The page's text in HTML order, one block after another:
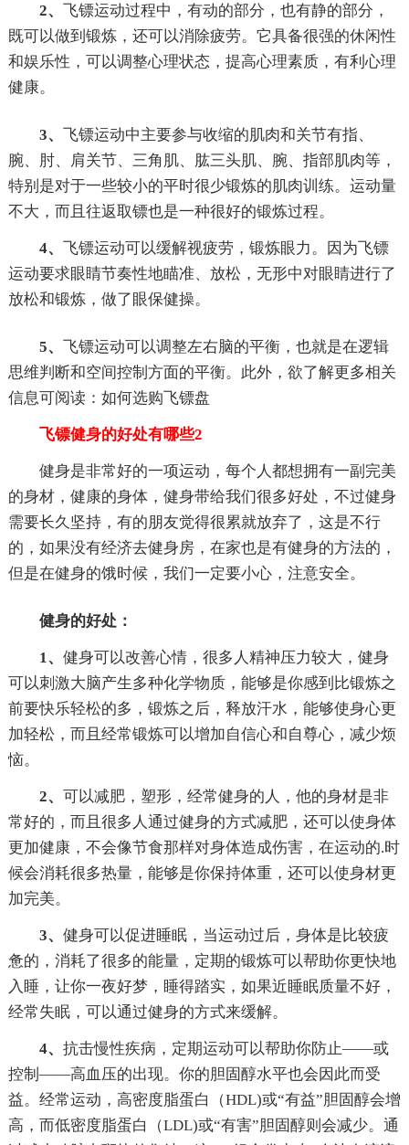
2、 飞镖运动过程中，有动的部分，也有静的部分，
既可以做到锻炼，还可以消除疲劳。它具备很强的休闲性
和娱乐性，可以调整心理状态，提高心理素质，有利心理
健康。
3、 飞镖运动中主要参与收缩的肌肉和关节有指、
腕、肘、肩关节、三角肌、肱三头肌、腕、指部肌肉等，
特别是对于一些较小的平时很少锻炼的肌肉训练。运动量
不大，而且往返取镖也是一种很好的锻炼过程。
4、 飞镖运动可以缓解视疲劳，锻炼眼力。因为飞镖
运动要求眼睛节奏性地瞄准、放松，无形中对眼睛进行了
放松和锻炼，做了眼保健操。
5、 飞镖运动可以调整左右脑的平衡，也就是在逻辑
思维判断和空间控制方面的平衡。此外，欲了解更多相关
信息可阅读：如何选购飞镖盘
飞镖健身的好处有哪些2
健身是非常好的一项运动，每个人都想拥有一副完美
的身材，健康的身体，健身带给我们很多好处，不过健身
需要长久坚持，有的朋友觉得很累就放弃了，这是不行
的，如果没有经济去健身房，在家也是有健身的方法的，
但是在健身的饿时候，我们一定要小心，注意安全。
健身的好处：
1、 健身可以改善心情，很多人精神压力较大，健身
可以刺激大脑产生多种化学物质，能够是你感到比锻炼之
前要快乐轻松的多，锻炼之后，释放汗水，能够使身心更
加轻松，而且经常锻炼可以增加自信心和自尊心，减少烦
恼。
2、 可以减肥，塑形，经常健身的人，他的身材是非
常好的，而且很多人通过健身的方式减肥，还可以使身体
更加健康，不会像节食那样对身体造成伤害，在运动的.时
候会消耗很多热量，能够是你保持体重，还可以使身材更
加完美。
3、 健身可以促进睡眠，当运动过后，身体是比较疲
惫的，消耗了很多的能量，定期的锻炼可以帮助你更快地
入睡，让你一夜好梦，睡得踏实，如果近睡眠质量不好，
经常失眠，可以通过健身的方式来缓解。
4、 抗击慢性疾病，定期运动可以帮助你防止——或
控制——高血压的出现。你的胆固醇水平也会因此而受
益。经常运动，高密度脂蛋白（HDL)或“有益”胆固醇会增
高，而低密度脂蛋白（LDL)或“有害”胆固醇则会减少。通